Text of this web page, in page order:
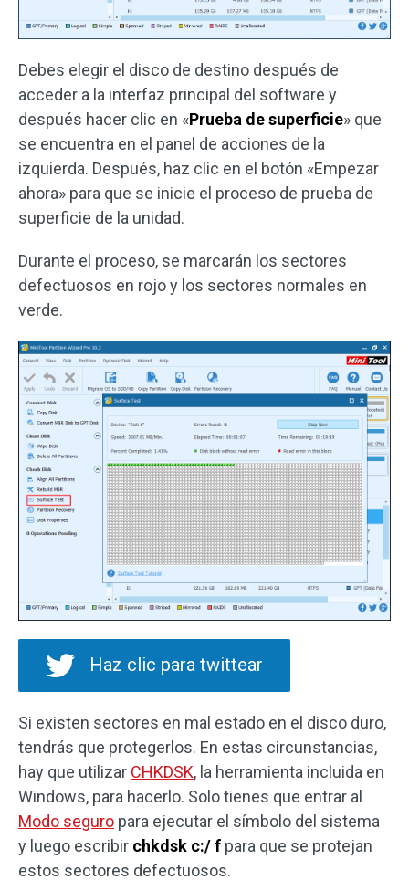
Debes elegir el disco de destino después de
acceder a la interfaz principal del software y
después hacer clic en «Prueba de superficie» que
se encuentra en el panel de acciones de la
izquierda. Después, haz clic en el botón «Empezar
ahora» para que se inicie el proceso de prueba de
superficie de la unidad.
Durante el proceso, se marcarán los sectores
defectuosos en rojo y los sectores normales en
verde.
Haz clic para twittear
Si existen sectores en mal estado en el disco duro,
tendrás que protegerlos. En estas circunstancias,
hay que utilizar CHKDSK, la herramienta incluida en
Windows, para hacerlo. Solo tienes que entrar al
Modo seguro para ejecutar el símbolo del sistema
y luego escribir chkdsk c:/ f para que se protejan
estos sectores defectuosos.